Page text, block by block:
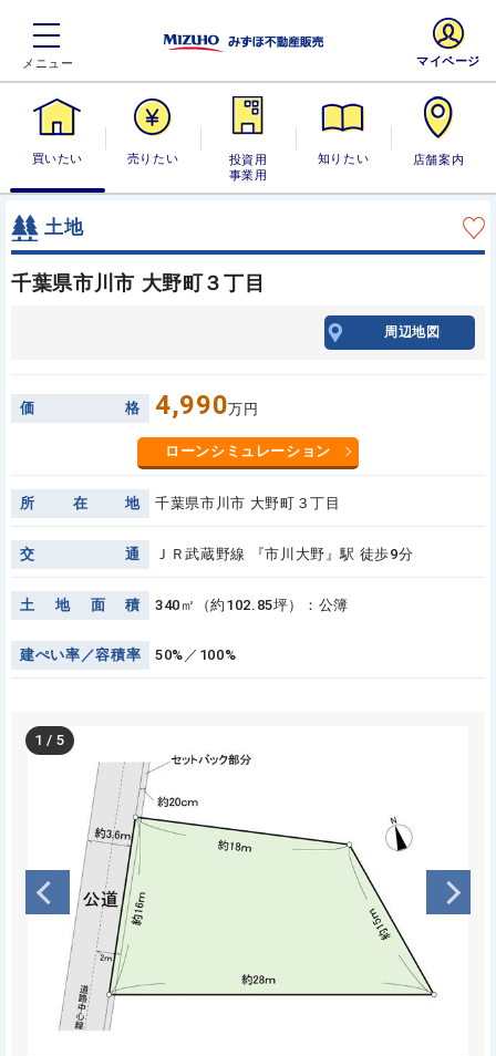
買いたい 売りたい
投資用・事業
用
知りたい 店舗案内
マイページ
土地
千葉県市川市 大野町３丁目
周辺地図
価 格 4,990万円
ローンシミュレーション
所 在 地 千葉県市川市 大野町３丁目
交 通 ＪＲ武蔵野線 『市川大野』駅 徒歩9分
土 地 面 積 340㎡（約102.85坪）：公簿
建ぺい率 ／容積率 50%／100%
1 /5